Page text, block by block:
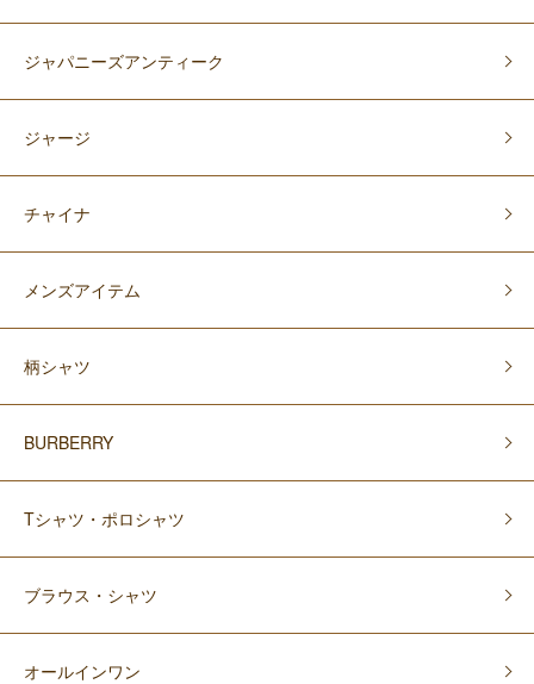
ジャパニーズアンティーク
ジャージ
チャイナ
メンズアイテム
柄シャツ
BURBERRY
Tシャツ・ポロシャツ
ブラウス・シャツ
オールインワン